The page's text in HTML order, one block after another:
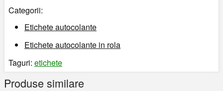
Categorii:
Etichete autocolante
Etichete autocolante in rola
Taguri: etichete
Produse similare